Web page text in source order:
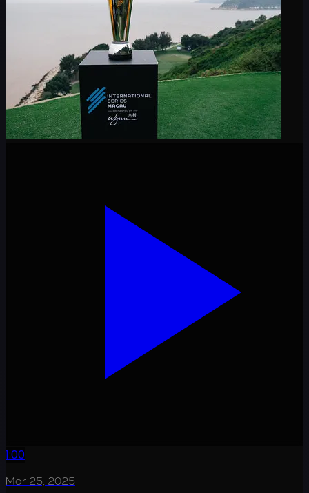
1:00
Mar 25, 2025